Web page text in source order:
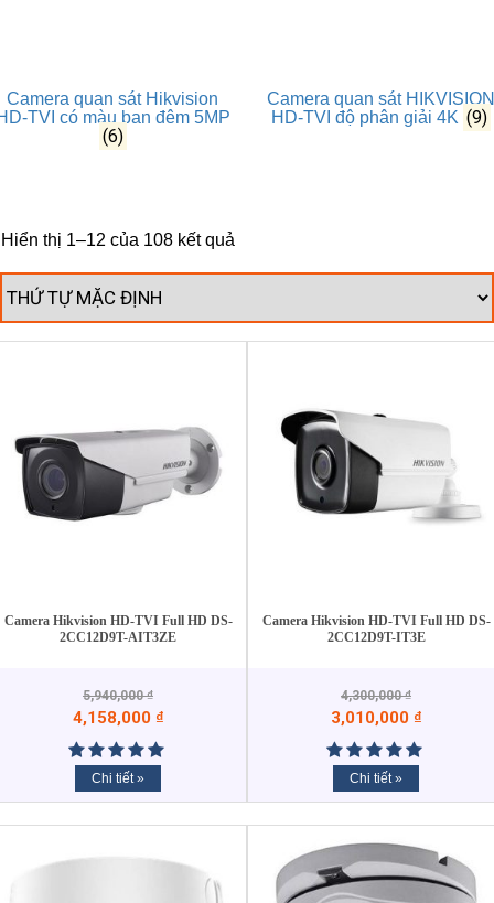
Camera quan sát Hikvision
TVI có màu ban đêm 5MP
(6)
Camera quan sát
HD-TVI độ phân giải 4K (9)
Hiển thị 1–12 của 108 kết quả
Camera Hikvision HD-TVI Full HD DS-
2CC12D9T-AIT3ZE
5,940,000₫
4,158,000 ₫
Chi tiết »
Camera Hikvision HD-TVI Full HD DS-
2CC12D9T-IT3E
4,300,000₫
3,010,000 ₫
Chi tiết »